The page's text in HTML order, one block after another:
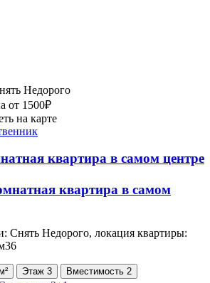
Недорого
от 1500₽
на карте
квартира в самом центре
Снять Недорого, локация квартиры:
Этаж 3 Вместимость 2